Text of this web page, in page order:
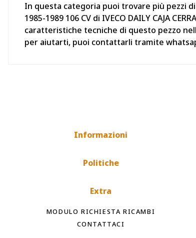
In questa categoria puoi trovare più pezzi di
1985-1989 106 CV di IVECO DAILY CAJA
caratteristiche tecniche di questo pezzo
per aiutarti, puoi contattarli tramite
Informazioni
Politiche
Extra
MODULO RICHIESTA RICAMBI
CONTATTACI